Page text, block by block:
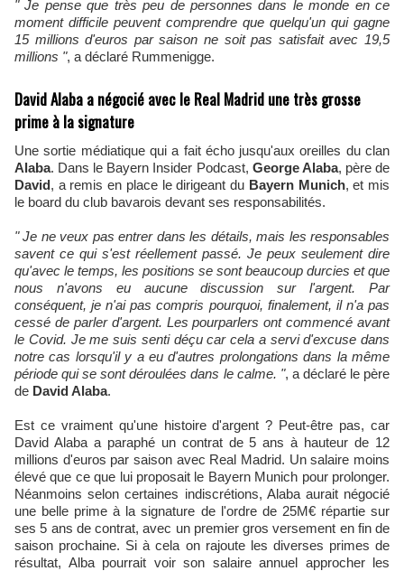
" Je pense que très peu de personnes dans le monde en ce
moment difficile peuvent comprendre que quelqu'un qui gagne
15 millions d'euros par saison ne soit pas satisfait avec 19,5
millions ", a déclaré Rummenigge.
David Alaba a négocié avec le Real Madrid une très grosse
prime à la signature
Une sortie médiatique qui a fait écho jusqu'aux oreilles du clan
Alaba. Dans le Bayern Insider Podcast, George Alaba, père de
David, a remis en place le dirigeant du Bayern Munich, et mis
le board du club bavarois devant ses responsabilités.
" Je ne veux pas entrer dans les détails, mais les responsables
savent ce qui s'est réellement passé. Je peux seulement dire
qu'avec le temps, les positions se sont beaucoup durcies et que
nous n'avons eu aucune discussion sur l'argent. Par
conséquent, je n'ai pas compris pourquoi, finalement, il n'a pas
cessé de parler d'argent. Les pourparlers ont commencé avant
le Covid. Je me suis senti déçu car cela a servi d'excuse dans
notre cas lorsqu'il y a eu d'autres prolongations dans la même
période qui se sont déroulées dans le calme. ", a déclaré le père
de David Alaba.
Est ce vraiment qu'une histoire d'argent ? Peut-être pas, car
David Alaba a paraphé un contrat de 5 ans à hauteur de 12
millions d'euros par saison avec Real Madrid. Un salaire moins
élevé que ce que lui proposait le Bayern Munich pour prolonger.
Néanmoins selon certaines indiscrétions, Alaba aurait négocié
une belle prime à la signature de l'ordre de 25M€ répartie sur
ses 5 ans de contrat, avec un premier gros versement en fin de
saison prochaine. Si à cela on rajoute les diverses primes de
résultat, Alba pourrait voir son salaire annuel approcher les